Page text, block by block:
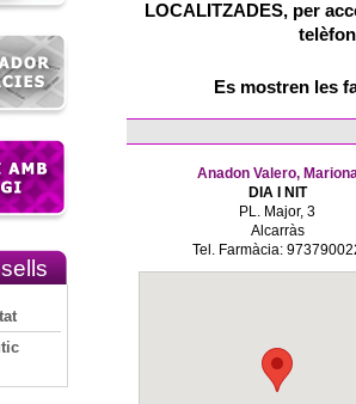
LOCALITZADES, per
Es mostren les
Anadon Valero,
DIA I NIT
PL. Major, 3
Alcarràs
Tel. Farmàcia: